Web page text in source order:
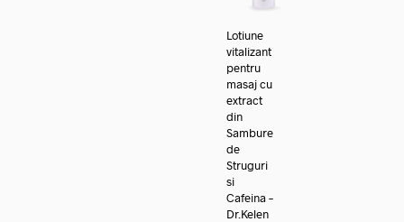
Lotiune
vitalizant
pentru
masaj cu
extract
din
Sambure
de
Struguri
si
Cafeina –
Dr.Kelen